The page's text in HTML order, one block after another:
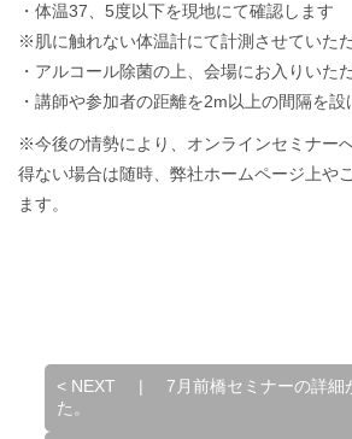
・体温37、5度以下を現地にて確認します
※肌に触れない体温計にて計測させていた
・アルコール除菌の上、会場にお入りいた
・講師や参加者の距離を2m以上の間隔を設
※今後の情勢により、オンラインセミナー
得ない場合は随時、弊社ホームページ上や
ます。
< NEXT |
7月前橋セミナーの詳細
た。